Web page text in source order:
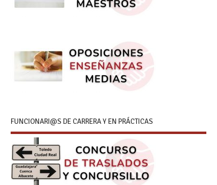
FUNCIONARI@S DE CARRERA Y EN PRÁCTICAS